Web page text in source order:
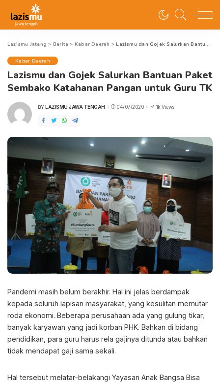
Lazismu Jateng > Berita > Kabar Daerah >Lazismu dan Gojek Salurkan Bantuan Paket Sembako Katahanan Pangan untuk Guru TK
Kabar Daerah
Lazismu dan Gojek Salurkan Bantuan Paket
Sembako Katahanan Pangan untuk Guru TK
POSTED
BY LAZISMU JAWA TENGAH 04/07/2020 1k Views
Pandemi masih belum berakhir. Hal ini jelas berdampak
kepada seluruh lapisan masyarakat, yang kesulitan memutar
roda ekonomi. Beberapa perusahaan ada yang gulung tikar,
banyak karyawan yang jadi korban PHK. Bahkan di bidang
pendidikan, para guru harus rela gajinya ditunda atau bahkan
tidak mendapat gaji sama sekali.
Hal tersebut melatar-belakangi Yayasan Anak Bangsa Bisa